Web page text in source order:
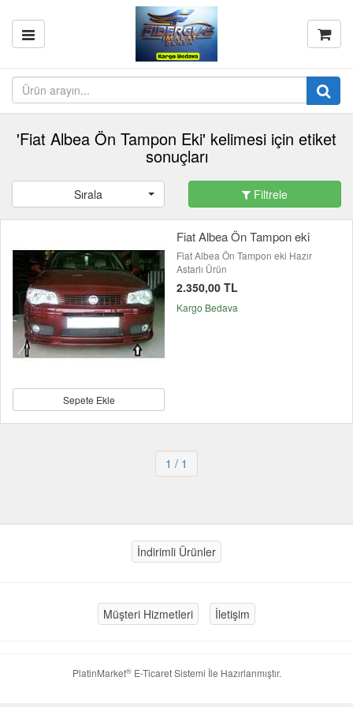
'Fiat Albea Ön Tampon Eki' kelimesi için etiket
sonuçları
Sırala Filtrele
Sepete Ekle
Fiat Albea Ön Tampon eki
Fiat Albea Ön Tampon eki Hazır
Astarlı Ürün
2.350,00 TL
Kargo Bedava
1 / 1
İndirimli Ürünler
Müşteri Hizmetleri İletişim
PlatinMarket®E-Ticaret Sistemi İle Hazırlanmıştır.